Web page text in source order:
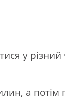
у різний
а потім